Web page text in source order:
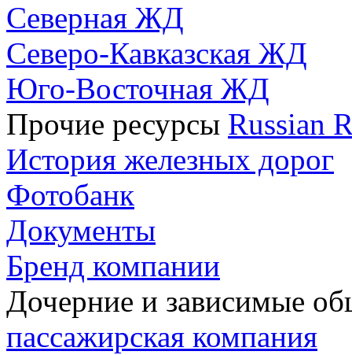
Северная ЖД
Северо-Кавказская ЖД
Юго-Восточная ЖД
Прочие ресурсы Russian
История железных дорог
Фотобанк
Документы
Бренд компании
Дочерние и зависимые
пассажирская компания